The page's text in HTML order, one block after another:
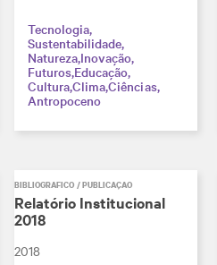
Tecnologia
Sustentabilidade
NaturezaInovação
Futuros Educação
CulturaClimaCiências
Antropoceno
BIBLIOGRÁFICO / PUBLICAÇÃO
Relatório Institucional
2018
2018